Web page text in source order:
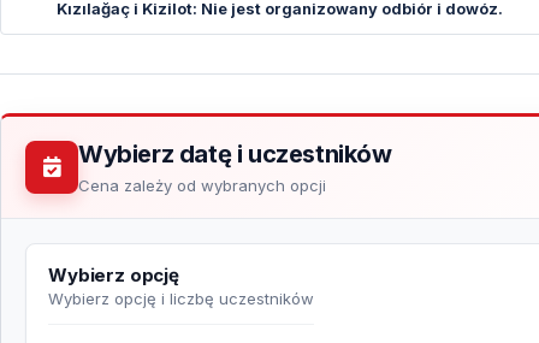
Kızılağaç i Kizilot: Nie jest organizowany odbiór i dowóz.
Wybierz datę i uczestników
Cena zależy od wybranych opcji
Wybierz opcję
Wybierz opcję i liczbę uczestników